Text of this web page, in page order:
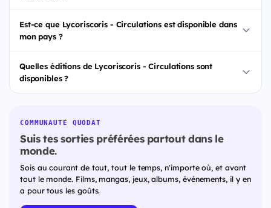
Est-ce que Lycoriscoris - Circulations est disponible dans
mon pays ?
Quelles éditions de Lycoriscoris - Circulations sont
disponibles ?
COMMUNAUTÉ QUODAT
Suis tes sorties préférées partout dans le
monde.
Sois au courant de tout, tout le temps, n'importe où, et avant
tout le monde. Films, mangas, jeux, albums, événements, il y en
a pour tous les goûts.